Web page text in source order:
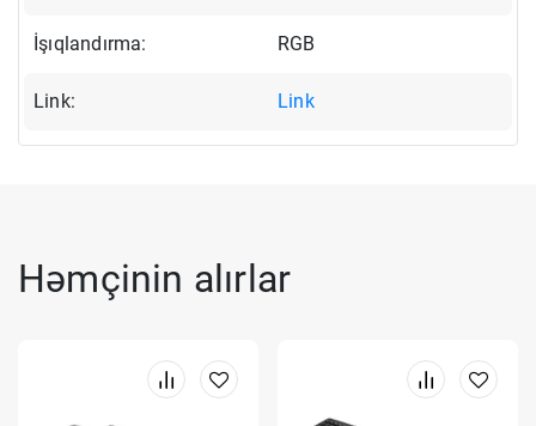
İşıqlandırma: RGB
Link: Link
Həmçinin alırlar